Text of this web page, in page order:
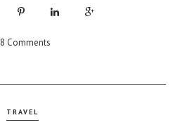
8 Comments
TRAVEL